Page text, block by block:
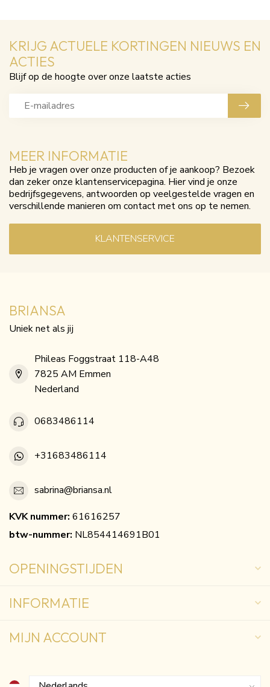
MEER INFORMATIE
Heb je vragen over onze producten of je aankoop? Bezoek
dan zeker onze klantenservicepagina. Hier vind je onze
bedrijfsgegevens, antwoorden op veelgestelde vragen en
verschillende manieren om contact met ons op te nemen.
KLANTENSERVICE
KRIJG ACTUELE KORTINGEN NIEUWS EN
ACTIES
Blijf op de hoogte over onze laatste acties
BRIANSA
Uniek net als jij
Phileas Foggstraat 118-A48
7825 AM Emmen
Nederland
0683486114
+31683486114
sabrina@briansa.nl
KVK nummer: 61616257
btw-nummer: NL854414691B01
OPENINGSTIJDEN
INFORMATIE
MIJN ACCOUNT